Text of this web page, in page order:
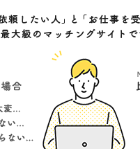
価格重視
品質重視